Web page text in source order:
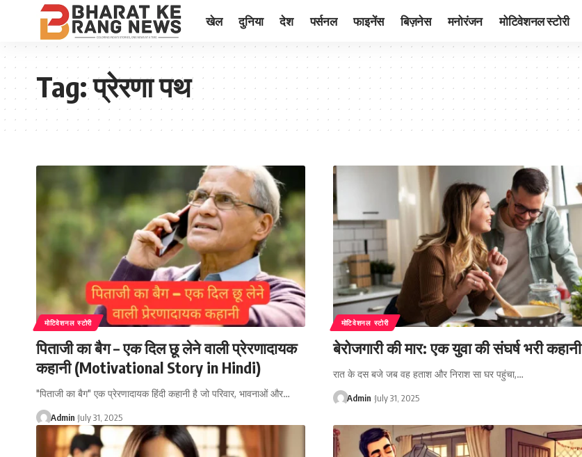
खेल दुनिया देश पर्सनल फाइनेंस बिज़नेस मनोरंजन मोटिवेशनल स्टोरी
Tag:प्रेरणा पथ
मोटिवेशनल स्टोरी
पिताजी का बैग – एक दिल छू लेने वाली प्रेरणादायक
कहानी (Motivational Story in Hindi)
"पिताजी का बैग" एक प्रेरणादायक हिंदी कहानी है जो परिवार, भावनाओं और…
Admin July 31, 2025
मोटिवेशनल स्टोरी
बेरोजगारी की मार: एक युवा की संघर्ष भरी कहानी
रात के दस बजे जब वह हताश और निराश सा घर पहुंचा,…
Admin July 31, 2025